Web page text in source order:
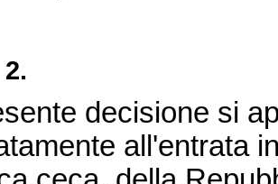
decisione si
all'entrata